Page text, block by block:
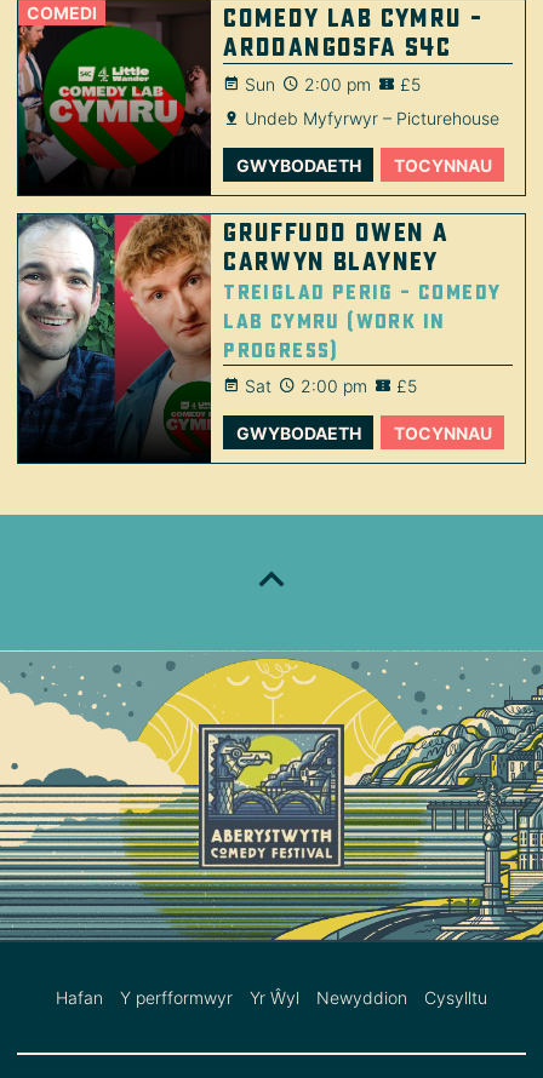
COMEDI
Comedy Lab Cymru –
Arddangosfa S4C
Sun 2:00 pm
£5
Undeb Myfyrwyr – Picturehouse
GWYBODAETH TOCYNNAU
Gruffudd Owen a
Carwyn Blayney
Treiglad Perig – Comedy
Lab Cymru (Work in
Progress)
Sat 2:00 pm £5
GWYBODAETH TOCYNNAU
Hafan Y perfformwyr Yr Ŵyl Newyddion Cysylltu